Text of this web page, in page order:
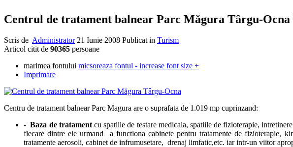
Centrul de tratament balnear Parc Măgura Târgu-Ocna
Scris de Administrator 21 Iunie 2008 Publicat in Turism
Articol citit de 90365 persoane
marimea fontului micsoreaza fontul - increase font size +
Imprimare
Centru de tratament balnear Parc Magura are o suprafata de 1.019 mp cuprinzand:
-Baza de tratamentcu spatiile de testare medicala, spatiile de fizioterapie,
fiecare dintre ele urmand a functiona cabinete pentru tratamente de fizioterapie,
tratamente aerosoli, cabinet de infrumusetare, drenaj limfatic,etc. iar intr-un viitor